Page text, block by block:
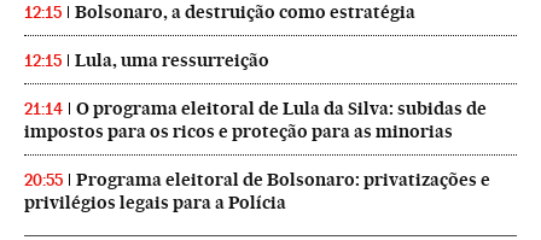
12:15 Bolsonaro, a destruição como estratégia
12:15 Lula, uma ressurreição
21:14
O programa eleitoral de Lula da Silva: subidas de
impostos para os ricos e proteção para as minorias
20:55
Programa eleitoral de Bolsonaro: privatizações e
privilégios legais para a Polícia